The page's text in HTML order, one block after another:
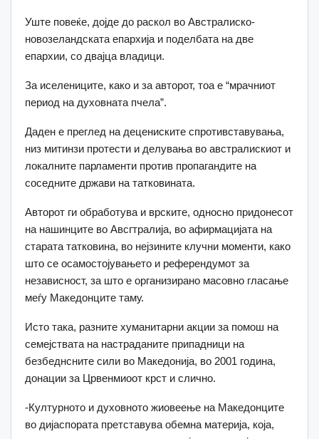
Уште повеќе, дојде до раскол во Австралиско-
новозеландската епархија и поделбата на две
епархии, со двајца владици.
За иселениците, како и за авторот, тоа е “мрачниот
период на духовната пчела”.
Даден е преглед на децениските спротивставувања,
низ митинзи протести и делувања во австралискиот и
локалните парламенти против пропагандите на
соседните држави на татковината.
Авторот ги обработува и врските, односно придонесот
на нашинците во Авсгтралија, во афирмацијата на
старата татковина, во нејзините клучни моменти, како
што се осамостојувањето и референдумот за
независност, за што е организирано масовно гласање
меѓу Македонците таму.
Исто така, разните хуманитарни акции за помош на
семејствата на настраданите припадници на
безбеднсните сили во Македонија, во 2001 година,
донации за Црвенмиоот крст и слично.
-Културното и духовното жиовеење на Македонците
во дијаспората претставува обемна материја, која,